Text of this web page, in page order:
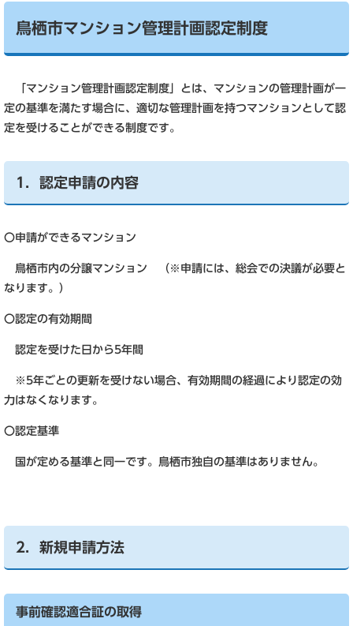
鳥栖市マンション管理計画認定制度
「マンション管理計画認定制度」とは、マンションの管理計画が一
定の基準を満たす場合に、適切な管理計画を持つマンションとして認
定を受けることができる制度です。
1．認定申請の内容
〇申請ができるマンション
鳥栖市内の分譲マンション （※申請には、総会での決議が必要と
なります。）
〇認定の有効期間
認定を受けた日から5年間
※5年ごとの更新を受けない場合、有効期間の経過により認定の効
力はなくなります。
〇認定基準
国が定める基準と同一です。鳥栖市独自の基準はありません。
2．新規申請方法
事前確認適合証の取得